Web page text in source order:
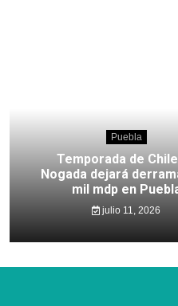
Puebla
Temporada de
Nogada dejará
mil mdp en
julio 11, 2026